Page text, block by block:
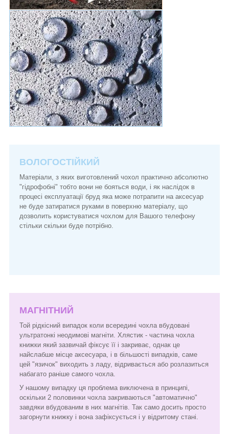
ВОЛОГОСТІЙКИЙ
Матеріали, з яких виготовлений чохол практично абсолютно
"гідрофобні" тобто вони не бояться води, і як наслідок в
процесі експлуатації бруд яка може потрапити на аксесуар
не буде затиратися руками в поверхню матеріалу, що
дозволить користуватися чохлом для Вашого телефону
стільки скільки буде потрібно.
МАГНІТНИЙ
Той рідкісний випадок коли всередині чохла вбудовані
ультратонкі неодимові магніти. Хлястик - частина чохла
книжки який зазвичай фіксує її і закриває, однак це
найслабше місце аксесуара, і в більшості випадків, саме
цей "язичок" виходить з ладу, відривається або розлазиться
набагато раніше самого чохла.
У нашому випадку ця проблема виключена в принципі,
оскільки 2 половинки чохла закриваються "автоматично"
завдяки вбудованим в них магнітів. Так само досить просто
загорнути книжку і вона зафіксується і у відритому стані.